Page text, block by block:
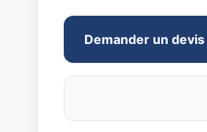
Demander un devis